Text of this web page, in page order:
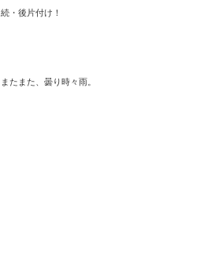
続・後片付け！
またまた、曇り時々雨。